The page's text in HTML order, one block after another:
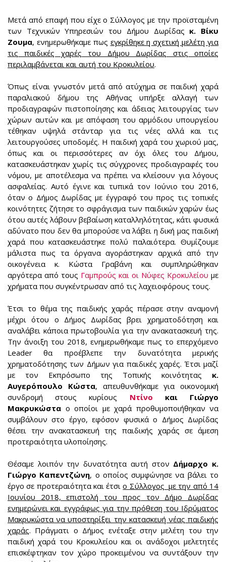
Μετά από επαφή που είχε ο Σύλλογος με την προϊσταμένη
των Τεχνικών Υπηρεσιών του Δήμου Δωρίδας κ. Βίκυ
Ζουμα, ενημερωθήκαμε πως εγκρίθηκε η σχετική μελέτη για
τις παιδικές χαρές του Δήμου Δωρίδας στις οποίες
περιλαμβάνεται και αυτή του Κροκυλείου.
Όπως είναι γνωστόν μετά από ατύχημα σε παιδική χαρά
παραλιακού δήμου της Αθήνας υπήρξε αλλαγή των
προδιαγραφών πιστοποίησης και άδειας λειτουργίας των
χώρων αυτών και με απόφαση του αρμόδιου υπουργείου
τέθηκαν υψηλά στάνταρ για τις νέες αλλά και τις
λειτουργούσες υποδομές. Η παιδική χαρά του χωριού μας,
όπως και οι περισσότερες αν όχι όλες του Δήμου,
κατασκευάστηκαν χωρίς τις σύγχρονες προδιαγραφές του
νόμου, με αποτέλεσμα να πρέπει να κλείσουν για λόγους
ασφαλείας. Αυτό έγινε και τυπικά τον Ιούνιο του 2016,
όταν ο Δήμος Δωρίδας με έγγραφό του προς τις τοπικές
κοινότητες ζήτησε το σφράγισμα των παιδικών χαρών έως
ότου αυτές λάβουν βεβαίωση καταλληλότητας, κάτι φυσικά
αδύνατο που δεν θα μπορούσε να λάβει η δική μας παιδική
χαρά που κατασκευάστηκε πολύ παλαιότερα. Θυμίζουμε
μάλιστα πως τα όργανα αγοράστηκαν αρχικά από την
οικογένεια κ. Κώστα Γραβάνη και συμπληρώθηκαν
αργότερα από τους Γαμπρούς και οι Νύφες Κροκυλείου με
χρήματα που συγκέντρωσαν από τις λαχειοφόρους τους.
Έτσι το θέμα της παιδικής χαράς πέρασε στην αναμονή
μέχρι ότου ο Δήμος Δωρίδας βρει χρηματοδότηση και
αναλάβει κάποια πρωτοβουλία για την ανακατασκευή της.
Την άνοιξη του 2018, ενημερωθήκαμε πως το επερχόμενο
Leader θα προέβλεπε την δυνατότητα μερικής
χρηματοδότησης των Δήμων για παιδικές χαρές. Έτσι μαζί
με τον Εκπρόσωπο της Τοπικής κοινότητας κ.
Αυγερόπουλο Κώστα, απευθυνθήκαμε για οικονομική
συνδρομή στους κυρίους
Ντίνο και Γιώργο
Μακρυκώστα ο οποίοι με χαρά προθυμοποιήθηκαν να
συμβάλουν στο έργο, εφόσον φυσικά ο Δήμος Δωρίδας
θέσει την ανακατασκευή της παιδικής χαράς σε άμεση
προτεραιότητα υλοποίησης.
Θέσαμε λοιπόν την δυνατότητα αυτή στον Δήμαρχο κ.
Γιώργο Καπεντζώνη, ο οποίος συμφώνησε να βάλει το
έργο σε προτεραιότητα και έτσιο Σύλλογος με την από 14
Ιουνίου 2018, επιστολή του προς τον Δήμο Δωρίδας
ενημερώνει και εγγράφως για την πρόθεση του Ιδρύματος
Μακρυκώστα να υποστηρίξει την κατασκευή νέας παιδικής
χαράς. Πράγματι ο Δήμος ενέταξε στην μελέτη του την
παιδική χαρά του Κροκυλείου και οι ανάδοχοι μελετητές
επισκέφτηκαν τον χώρο προκειμένου να συντάξουν την